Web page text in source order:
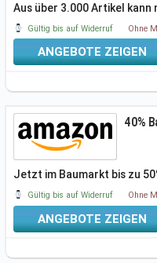
Aus über 3.000 Artikel kann
reduziert. Einfach
Gültig bis auf Widerruf Ohne
ANGEBOTE ZEIGEN
40%
Jetzt im Baumarkt bis zu
Coupons / Tagesdeals
Gültig bis auf Widerruf Ohne
ANGEBOTE ZEIGEN